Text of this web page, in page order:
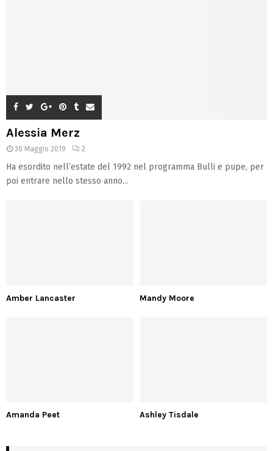
Alessia Merz
30 Maggio 2019 2
Ha esordito nell’estate del 1992 nel programma Bulli e pupe, per
poi entrare nello stesso anno...
Amber Lancaster Mandy Moore
Amanda Peet Ashley Tisdale